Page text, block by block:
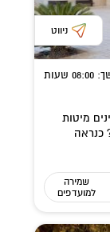
ניווט
: 08:00 שעות
מיטות
כנראה
שמירה
למועדפים